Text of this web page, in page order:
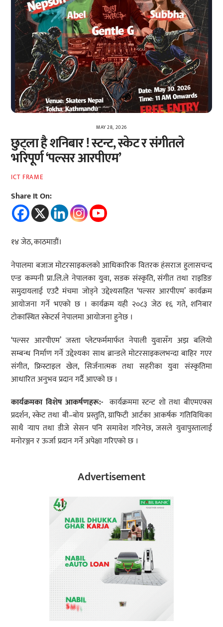
MAY 28, 2026
छुट्ला है शनिबार ! स्टन्ट, स्केट र संगीतले
भरिपूर्ण ‘पल्सर आरपीएम’
ICT FRAME
Share It On:
१४ जेठ, काठमाडौं।
नेपालमा बजाज मोटरसाइकलको आधिकारिक वितरक हंसराज हुलासचन्द
एन्ड कम्पनी प्रा.लि.ले नेपालका युवा, सडक संस्कृति, संगीत तथा राइडिङ
समुदायलाई एउटै मंचमा जोड्ने उद्देश्यसहित ‘पल्सर आरपीएम’ कार्यक्रम
आयोजना गर्ने भएको छ । कार्यक्रम यही २०८३ जेठ १६ गते, शनिबार
टोकास्थित स्केटर्स नेपालमा आयोजना हुनेछ ।
‘पल्सर आरपीएम’ जस्ता प्लेटफर्ममार्फत नेपाली युवासँग अझ बलियो
सम्बन्ध निर्माण गर्ने उद्देश्यका साथ ब्रान्डले मोटरसाइकलभन्दा बाहिर गएर
संगीत, फ्रिस्टाइल खेल, सिर्जनात्मक तथा सहरीका युवा संस्कृतिमा
आधारित अनुभव प्रदान गर्दै आएको छ ।
कार्यक्रमका विशेष आकर्षणहरू:- कार्यक्रममा स्टन्ट शो तथा बीएमएक्स
प्रदर्शन, स्केट तथा बी–बोय प्रस्तुति, ग्राफिटी आर्टका आकर्षक गतिविधिका
साथै र्‍याप तथा डीजे सेसन पनि समावेश गरिनेछ, जसले युवापुस्तालाई
मनोरञ्जन र ऊर्जा प्रदान गर्ने अपेक्षा गरिएको छ ।
Advertisement